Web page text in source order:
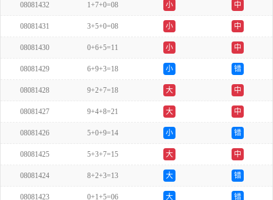
08081432 1+7+0=08 小 中
08081431 3+5+0=08 小 中
08081430 0+6+5=11 小 中
08081429 6+9+3=18 小 错
08081428 9+2+7=18 大 中
08081427 9+4+8=21 大 中
08081426 5+0+9=14 小 错
08081425 5+3+7=15 大 中
08081424 8+2+3=13 大 错
08081423 0+1+5=06 大 错